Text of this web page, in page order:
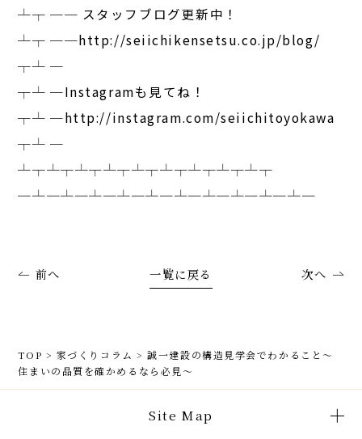
┴┬ ── スタッフブログ更新中！
┴┬ ──http://seiichikensetsu.co.jp/blog/
┬┴ ─
┬┴ ─Instagramも見てね！
┬┴ ─http://instagram.com/seiichitoyokawa
┬┴ ─
┴┬┴┬┴┬┴┬┴┬┴┬┴┬┴┬┴┬
─┴─┴─┴─┴─┴─┴─┴─┴─┴─┴─
前へ 次へ
一覧に戻る
TOP > 家づくりコラム >誠一建設の構造見学会でわかること〜
住まいの品質を確かめるなら必見〜
Site Map